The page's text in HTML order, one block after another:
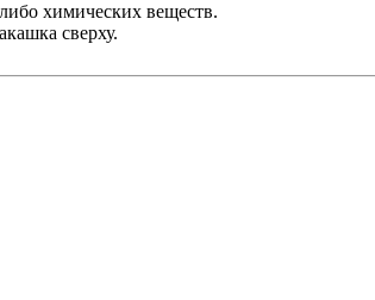
химических веществ.
сверху.